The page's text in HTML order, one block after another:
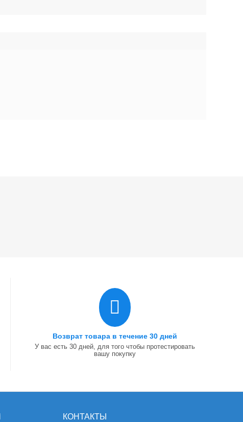
Возврат товара в течение 30 дней
У вас есть 30 дней, для того чтобы протестировать
вашу покупку
КОНТАКТЫ